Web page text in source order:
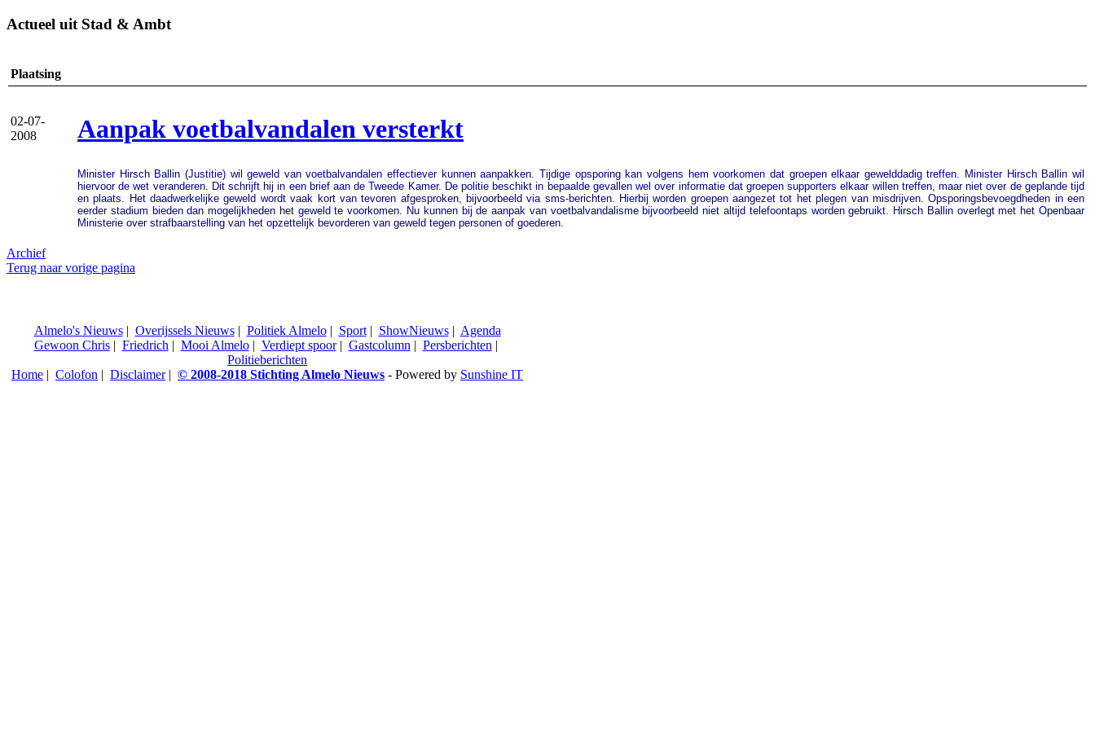
Actueel uit Stad & Ambt
Plaatsing
02-07-
2008
Aanpak voetbalvandalen versterkt
Minister Hirsch Ballin (Justitie) wil geweld van voetbalvandalen effectiever kunnen aanpakken. Tijdige opsporing kan volgens hem voorkomen dat groepen elkaar gewelddadig treffen. Minister Hirsch Ballin wil
hiervoor de wet veranderen. Dit schrijft hij in een brief aan de Tweede Kamer. De politie beschikt in bepaalde gevallen wel over informatie dat groepen supporters elkaar willen treffen, maar niet over de geplande tijd
en plaats. Het daadwerkelijke geweld wordt vaak kort van tevoren afgesproken, bijvoorbeeld via sms-berichten. Hierbij worden groepen aangezet tot het plegen van misdrijven. Opsporingsbevoegdheden in een
eerder stadium bieden dan mogelijkheden het geweld te voorkomen. Nu kunnen bij de aanpak van voetbalvandalisme bijvoorbeeld niet altijd telefoontaps worden gebruikt. Hirsch Ballin overlegt met het Openbaar
Ministerie over strafbaarstelling van het opzettelijk bevorderen van geweld tegen personen of goederen.
Archief
Terug naar vorige pagina
Almelo's Nieuws| Overijssels Nieuws| Politiek Almelo| Sport| ShowNieuws| Agenda
Gewoon Chris| Friedrich| Mooi Almelo| Verdiept spoor| Gastcolumn| Persberichten|
Politieberichten
Home | Colofon | Disclaimer| © 2008-2018 Stichting Almelo Nieuws - Powered by Sunshine IT